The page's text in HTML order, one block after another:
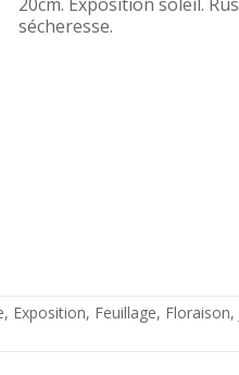
sécheresse.
, Exposition, Feuillage, Floraison,